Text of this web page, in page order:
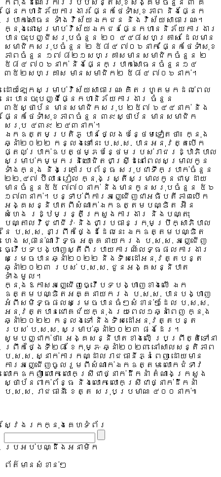
កំពុងដំណើរការរបបសន្តិសុខសង្គមចំនួន ៣ គឺ
ផ្នែកហានិភ័យការងារ ផ្នែកថែទាំសុខភាព និងផ្នែក
ប្រាក់សោធន ទាំងវិស័យឯកជន និងវិស័យសាធារណៈ។
ក្នុងនោះសម្រាប់វិស័យឯកជនផ្នែកហាននិភ័យការងារ
បានចុះបញ្ជីសរុបចំនួន ២០ ៤៤៨សហគ្រាស ដែលមាន
សមាជិកសរុបចំនួន ២ ៥៨៤ ៧០៦នាក់ ផ្នែកថែទាំសុខ
ភាពចំនួន ១៧ ៨២១សហគ្រាសមានសមាជិកចំនួន ២
៥៨៤ ៧០៦នាក់ និងផ្នែកប្រាក់សោធនចំនួន១៤
៣៥២សហគ្រាស មានសមាជិក២ ៥៨៤ ៧០៦នាក់។
ដោយឡែកសម្រាប់វិស័យសាធារណៈ គិតរហូតមកដល់ពេល
នេះ បានចុះបញ្ជីផ្នែកហានិភ័យការងារ ចំនួន
៣៥ស្ថាប័ន មានសមាជិកសរុប ២៥៧ ៦៤៤នាក់ និង
ផ្នែកថែទាំសុខភាពចំនួន ៣៩ស្ថាប័ន មានសមាជិក
សរុប ៤៣៩ ២៤៣នាក់។
ឯកឧត្តមប្រតិភូ បានថ្លែងបន្ថែមទៀតថា៖ ក្នុង
ឆ្នាំ២០២២ កន្លងទៅនេះ ប.ស.ស. បានអនុវត្តបើក
ផ្តល់ប្រាក់ឧបត្ថម្ភបន្ថែមរបស់រាជរដ្ឋាភិបាល
សម្រាប់កម្មករនិយោជិតជាស្រី្ដនៅពេលសម្រាលកូន
ទាំងក្នុង និងក្រៅប្រព័ន្ធ សរុបជាទឹកប្រាក់ចំនួន
២២.៤៧ ប៊ីលានរៀល ក្នុងស្រ្តីសម្រាលកូនជាម្ដាយ
មានចំនួន៥៥ ៧៧០នាក់ និងមានកូនសរុបចំនួន ៥៦
១៧៣នាក់។បន្ទាប់ពីការអញ្ជើញជាអធិបតីភាពបើក
អង្គសន្និបាតពីសំណាក់ឯកឧត្តមបណ្ឌិត អ៊ិន
សំហេង រដ្ឋមន្រ្តីក្រសួងការងារ និងបណ្តុះ
បណ្តាលវិជ្ជាជីវៈ និងជាប្រធានក្រុមប្រឹក្សាភិបាល
នៃ ប.ស.ស. នាព្រឹកថ្ងៃដដែលនេះ ឯកឧត្តមបណ្ឌិត
ហេង សុផាន់ណារិទ្ធ អគ្គនាយករង ប.ស.ស. អញ្ជើញ
ធ្វើបទបង្ហាញស្តីពីរបាយការណ៍លទ្ធផលការងារ
សម្រេចបានឆ្នាំ២០២២ និងទិសដៅអនុវត្តបន្ត
ឆ្នាំ២០២៣ របស់ ប.ស.ស. ជូនអង្គសន្និបាត
ទាំងមូល។
ក្នុងឱកាសអញ្ជើញធ្វើបទបង្ហាញខាងលើ ឯក
ឧត្តមបណ្ឌិតអគ្គនាយករង ប.ស.ស. បានបង្ហាញ
អំពីសមិទ្ធផលសម្រេចបានធំៗសំខាន់ៗដែល ប.ស.ស.
អនុវត្តបានជោគជ័យក្នុងរយៈពេល១ឆ្នាំពេញ ក្នុង
ឆ្នាំ២០២២ កន្លងទៅ និងទិសដៅអនុវត្តបន្ត
របស់ ប.ស.ស. សម្រាប់ឆ្នាំ២០២៣ ផងដែរ។
សូមបញ្ជាក់ថា៖ អង្គសន្និបាតខាងលើ ប្រព្រឹត្តិទៅនា
ព្រឹកថ្ងៃទី២៨ ខែកុម្ភៈ ឆ្នាំ២០២៣ នៅសាលសន្តិភាព
ប.ស.ស. ស្នាក់ការកណ្ដាលរាជធានីភ្នំពេញ ដោយមាន
ការអញ្ជើញចូលរួមពីសំណាក់ឯកឧត្តម លោកជំទាវ
លោកឧកញ៉ា លោក លោកស្រីជាថ្នាក់ដឹកនាំ តំណាងក្រសួង
ស្ថាប័នពាក់ព័ន្ធ និងលោក លោកស្រីជាថ្នាក់ដឹកនាំ
ប.ស.ស. រាជធានី ខេត្ត សរុបប្រមាណ ៤០០នាក់៕
ស្វែងរកក្នុងគេហទំព័រ
ប្រអប់បណ្ដឹងអនាមិក
ព័ត៌មានសំខាន់ៗ